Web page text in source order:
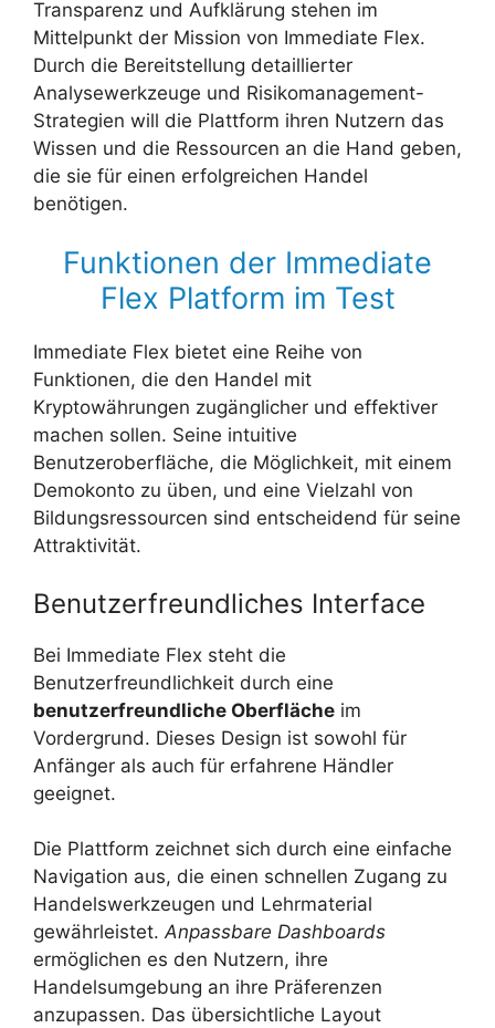
Transparenz und Aufklärung stehen im
Mittelpunkt der Mission von Immediate Flex.
Durch die Bereitstellung detaillierter
Analysewerkzeuge und Risikomanagement-
Strategien will die Plattform ihren Nutzern das
Wissen und die Ressourcen an die Hand geben,
die sie für einen erfolgreichen Handel
benötigen.
Funktionen der Immediate
Flex Platform im Test
Immediate Flex bietet eine Reihe von
Funktionen, die den Handel mit
Kryptowährungen zugänglicher und effektiver
machen sollen. Seine intuitive
Benutzeroberfläche, die Möglichkeit, mit einem
Demokonto zu üben, und eine Vielzahl von
Bildungsressourcen sind entscheidend für seine
Attraktivität.
Benutzerfreundliches Interface
Bei Immediate Flex steht die
Benutzerfreundlichkeit durch eine
benutzerfreundliche Oberfläche im
Vordergrund. Dieses Design ist sowohl für
Anfänger als auch für erfahrene Händler
geeignet.
Die Plattform zeichnet sich durch eine einfache
Navigation aus, die einen schnellen Zugang zu
Handelswerkzeugen und Lehrmaterial
gewährleistet.Anpassbare Dashboards
ermöglichen es den Nutzern, ihre
Handelsumgebung an ihre Präferenzen
anzupassen. Das übersichtliche Layout